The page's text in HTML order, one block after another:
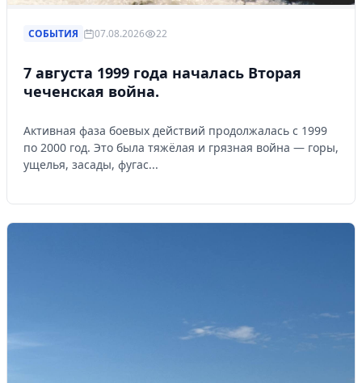
СОБЫТИЯ 07.08.2026 22
7 августа 1999 года началась Вторая
чеченская война.
Активная фаза боевых действий продолжалась с 1999
по 2000 год. Это была тяжёлая и грязная война — горы,
ущелья, засады, фугас...